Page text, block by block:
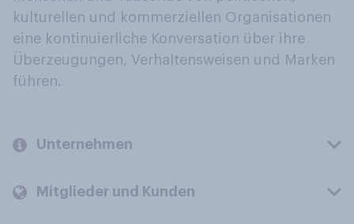
kulturellen und kommerziellen Organisationen
eine kontinuierliche Konversation über ihre
Überzeugungen, Verhaltensweisen und Marken
führen.
Unternehmen
Mitglieder und Kunden